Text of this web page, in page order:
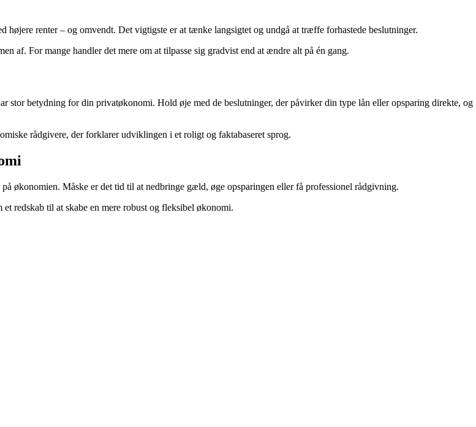
renter – og omvendt. Det vigtigste er at tænke langsigtet og undgå at træffe forhastede beslutninger.
af. For mange handler det mere om at tilpasse sig gradvist end at ændre alt på én gang.
betydning for din privatøkonomi. Hold øje med de beslutninger, der påvirker din type lån eller opsparing direkte, og
rådgivere, der forklarer udviklingen i et roligt og faktabaseret sprog.
økonomien. Måske er det tid til at nedbringe gæld, øge opsparingen eller få professionel rådgivning.
redskab til at skabe en mere robust og fleksibel økonomi.